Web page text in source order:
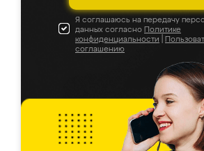
Я соглашаюсь на передачу
данных согласно Политике
конфиденциальности
соглашению